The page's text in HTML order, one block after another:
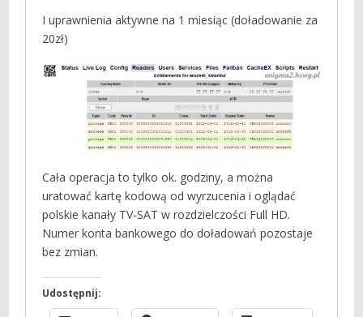
I uprawnienia aktywne na 1 miesiąc (doładowanie za
20zł)
Cała operacja to tylko ok. godziny, a można
uratować kartę kodową od wyrzucenia i oglądać
polskie kanały TV-SAT w rozdzielczości Full HD.
Numer konta bankowego do doładowań pozostaje
bez zmian.
Udostępnij: